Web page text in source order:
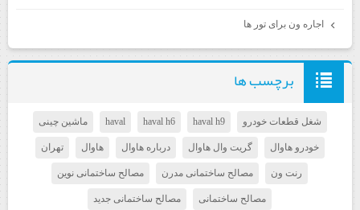
اجاره ون برای تور ها
برچسب ها
شغل قطعات خودرو haval h9
haval h6
haval ماشین چینی
خودرو هاوال گریت وال هاوال درباره هاوال هاوال تهران
رنت ون مصالح ساختمانی مدرن مصالح ساختمانی نوین
مصالح ساختمانی مصالح ساختمانی جدید